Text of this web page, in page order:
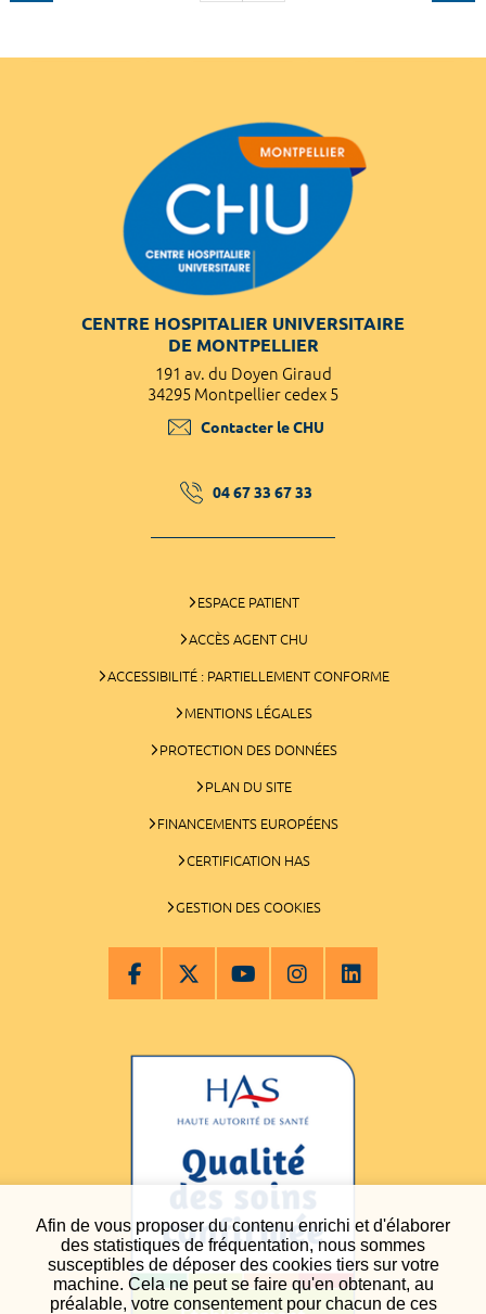
Afin de vous proposer du contenu enrichi et d'élaborer
des statistiques de fréquentation, nous sommes
susceptibles de déposer des cookies tiers sur votre
machine. Cela ne peut se faire qu'en obtenant, au
préalable, votre consentement pour chacun de ces
CENTRE HOSPITALIER UNIVERSITAIRE
DE MONTPELLIER
191 av. du Doyen Giraud
34295 Montpellier cedex 5
Contacter le CHU
04 67 33 67 33
ESPACE PATIENT
ACCÈS AGENT CHU
ACCESSIBILITÉ : PARTIELLEMENT CONFORME
MENTIONS LÉGALES
PROTECTION DES DONNÉES
PLAN DU SITE
FINANCEMENTS EUROPÉENS
CERTIFICATION HAS
GESTION DES COOKIES